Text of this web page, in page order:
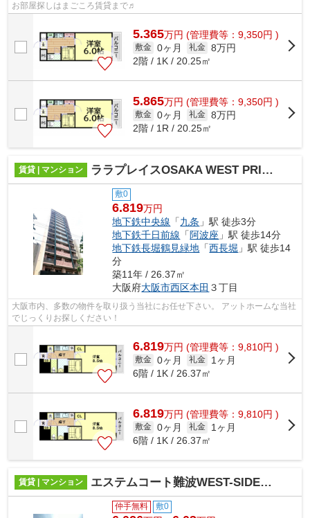
お部屋探しはまごころ賃貸まで♬
5.365万円 (管理費等：9,350円 )
敷金 0ヶ月 礼金 8万円
2階 / 1K / 20.25㎡
5.865万円 (管理費等：9,350円 )
敷金 0ヶ月 礼金 8万円
2階 / 1R / 20.25㎡
賃貸 | マンション ララプレイスOSAKA WEST PRIME
敷0
6.819万円
地下鉄中央線 「九条 」駅 徒歩3分
地下鉄千日前線 「 阿波座 」駅 徒歩14分
地下鉄長堀鶴見緑地 「西長堀 」駅 徒歩14
分
築11年 / 26.37㎡
大阪府大阪市西区本田 ３丁目
大阪市内、多数の物件を取り扱う当社にお任せ下さい。 アットホームな当社
でじっくりお探しください！
6.819万円 (管理費等：9,810円 )
敷金 0ヶ月 礼金
1ヶ月
6階 / 1K / 26.37㎡
6.819万円 (管理費等：9,810円 )
敷金 0ヶ月 礼金
1ヶ月
6階 / 1K / 26.37㎡
賃貸 | マンション エステムコート難波WEST-SIDEⅦグローブ
仲手無料 敷0